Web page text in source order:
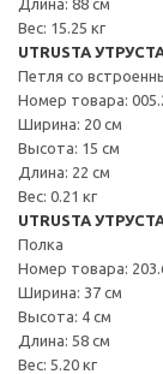
Вес: 15.25 кг
UTRUSTA
Петля со
Номер товара:
Ширина: 20 см
Высота: 15 см
Длина: 22 см
Вес: 0.21 кг
UTRUSTA
Полка
Номер товара:
Ширина: 37 см
Высота: 4 см
Длина: 58 см
Вес: 5.20 кг